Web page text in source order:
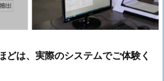
どは、実際のシステムでご体験く